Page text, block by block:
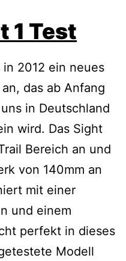
1 Test
in 2012 ein neues
das ab Anfang
in Deutschland
wird. Das Sight
Bereich an und
von 140mm an
mit einer
und einem
perfekt in dieses
Modell